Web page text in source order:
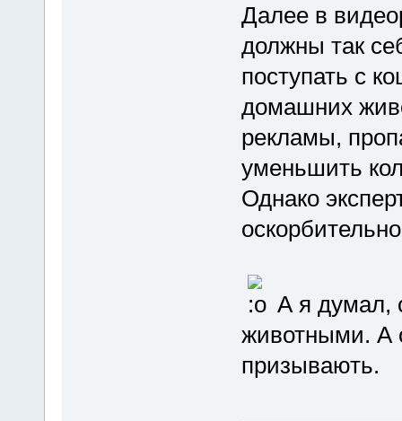
Далее в
должны так
поступать с
домашних
рекламы,
уменьшить
Однако
А я думал,
животными. А
призывають.